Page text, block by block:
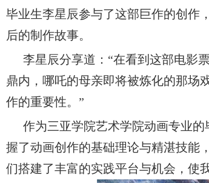
毕业生李星辰参与了这部巨作的创作
后的制作故事。
李星辰分享道： “在看到这部电影
鼎内，哪吒的母亲即将被炼化的那场
作的重要性。 ”
作为三亚学院艺术学院动画专业
握了动画创作的基础理论与精湛技能
们搭建了丰富的实践平台与机会，使